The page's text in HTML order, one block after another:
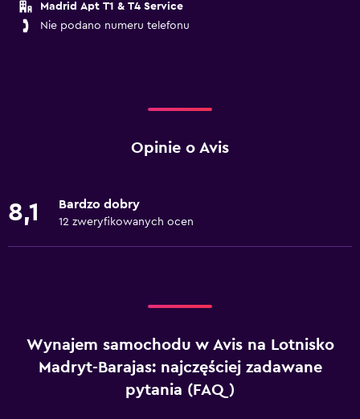
Madrid Apt T1 & T4 Service
Nie podano numeru telefonu
Opinie o Avis
8,1 Bardzo dobry
12 zweryfikowanych ocen
Wynajem samochodu w Avis na Lotnisko
Madryt-Barajas: najczęściej zadawane
pytania (FAQ)